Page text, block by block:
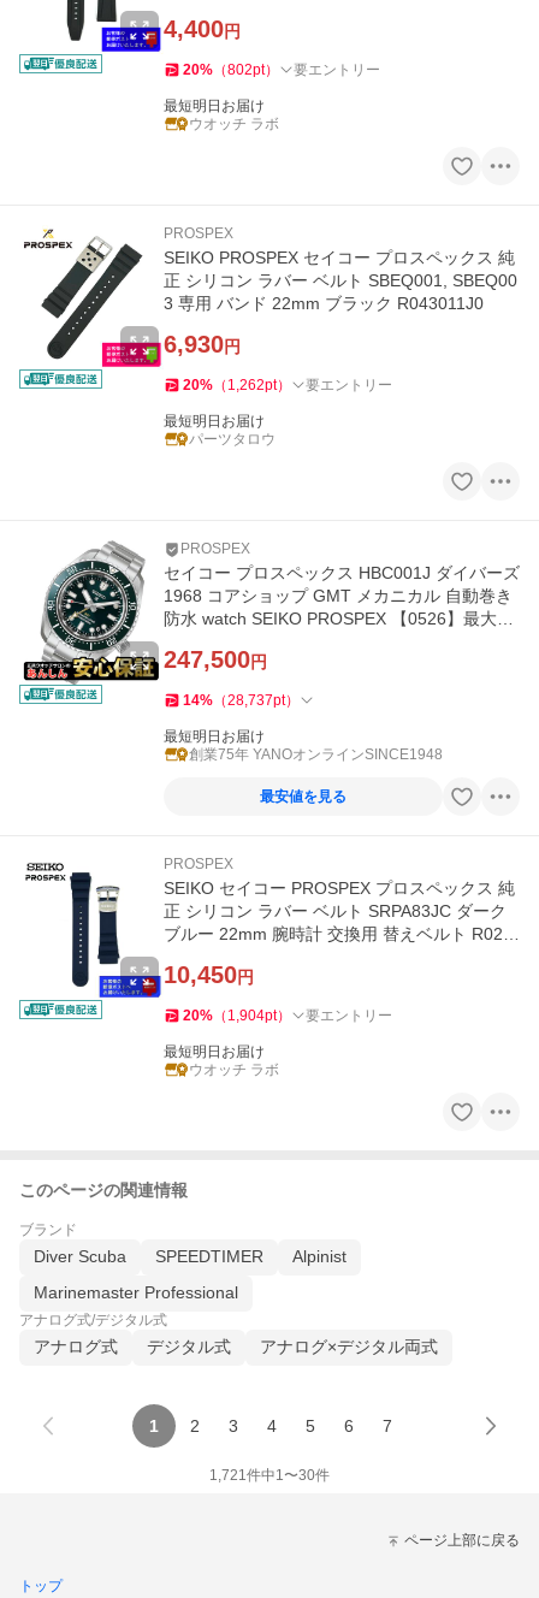
4,400円
20% （802pt） 要エントリー
最短明日お届け
ウオッチ ラボ
PROSPEX
SEIKO PROSPEX セイコー プロスペックス 純
正 シリコン ラバー ベルト SBEQ001, SBEQ00
3 専用 バンド 22mm ブラック R043011J0
6,930円
20% （ 1,262pt） 要エントリー
最短明日お届け
パーツタロウ
PROSPEX
セイコー プロスペックス HBC001J ダイバーズ
1968 コアショップ GMT メカニカル 自動巻き
防水 watch SEIKO PROSPEX 【0526】最大60
247,500円
14% （28,737pt）
最短明日お届け
創業75年 YANOオンラインSINCE1948
最安値を見る
PROSPEX
SEIKO セイコー PROSPEX プロスペックス 純
正 シリコン ラバー ベルト SRPA83JC ダーク
ブルー 22mm 腕時計 交換用 替えベルト R02Y
10,450円
20% （ 1,904pt） 要エントリー
最短明日お届け
ウオッチ ラボ
このページの関連情報
ブランド
Diver Scuba SPEEDTIMER
Alpinist
Marinemaster Professional
アナログ式/デジタル式
アナログ式 デジタル式 アナログ×デジタル両式
1 2 3 4 5 6 7
1,721件中1〜30件
ページ上部に戻る
トップ